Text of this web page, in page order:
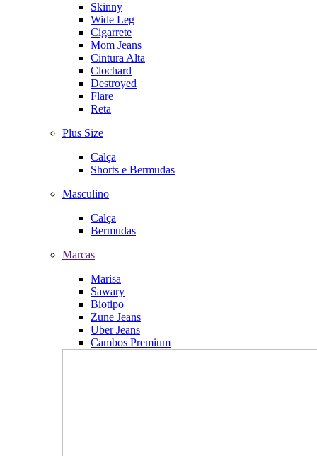
Skinny
Wide Leg
Cigarrete
Mom Jeans
Cintura Alta
Clochard
Destroyed
Flare
Reta
Plus Size
Calça
Shorts e Bermudas
Masculino
Calça
Bermudas
Marcas
Marisa
Sawary
Biotipo
Zune Jeans
Uber Jeans
Cambos Premium